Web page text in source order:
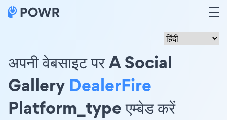
अपनी वेबसाइट पर A Social
Gallery DealerFire
Platform_type एम्बेड करें